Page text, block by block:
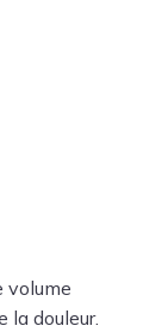
volume
la douleur.